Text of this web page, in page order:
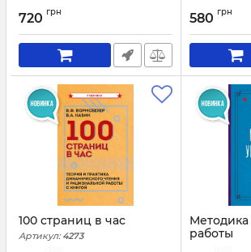
Артикул:
720 грн 580 грн
100 страниц в час
Артикул: 4273
работы